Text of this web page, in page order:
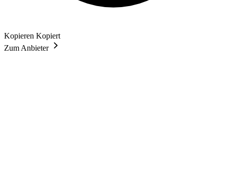
Kopieren Kopiert
Zum Anbieter